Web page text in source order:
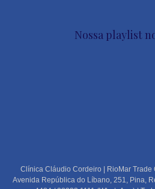
Nossa playlist
Clínica Cláudio Cordeiro | RioMar Trade
Avenida República do Líbano, 251, Pina,